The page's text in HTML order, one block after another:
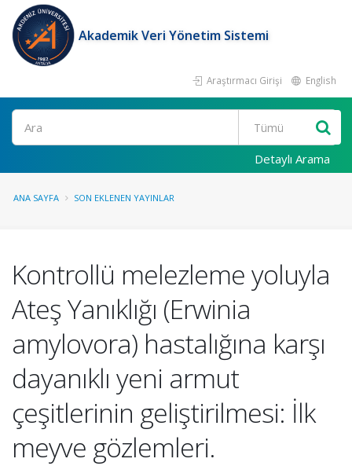
Akademik Veri Yönetim Sistemi
Araştırmacı Girişi English
Ara
Detaylı Arama
ANA SAYFA SON EKLENEN YAYINLAR
Kontrollü melezleme yoluyla
Ateş Yanıklığı (Erwinia
amylovora) hastalığına karşı
dayanıklı yeni armut
çeşitlerinin geliştirilmesi: İlk
meyve gözlemleri.